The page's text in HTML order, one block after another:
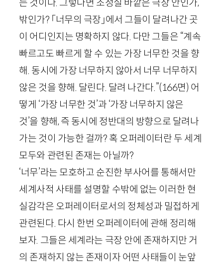
는 것이다. 그렇다면 조정실 바깥은 극장 안인가,
밖인가? 「너무의 극장」에서 그들이 달려나간 곳
이 어디인지는 명확하지 않다. 다만 그들은 “계속
빠르고도 빠르게 할 수 있는 가장 너무한 것을 향
해. 동시에 가장 너무하지 않아서 너무 너무하지
않은 것을 향해. 달린다. 달려 나간다.”(166면) 어
떻게 ‘가장 너무한 것’과 ‘가장 너무하지 않은
것’을 향해, 즉 동시에 정반대의 방향으로 달려나
가는 것이 가능한 걸까? 혹 오퍼레이터란 두 세계
모두와 관련된 존재는 아닐까?
‘너무’라는 모호하고 순진한 부사어를 통해서만
세계사적 사태를 설명할 수밖에 없는 이러한 현
실감각은 오퍼레이터로서의 정체성과 밀접하게
관련된다. 다시 한번 오퍼레이터에 관해 정리해
보자. 그들은 세계라는 극장 안에 존재하지만 거
의 존재하지 않는 존재이자 어떤 사태들이 눈앞